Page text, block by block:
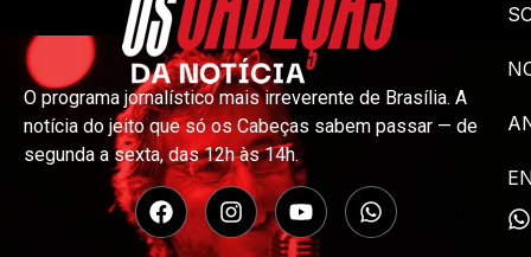
O programa jornalístico mais irreverente de Brasília. A
notícia do jeito que só os Cabeças sabem passar — de
segunda a sexta, das 12h às 14h.